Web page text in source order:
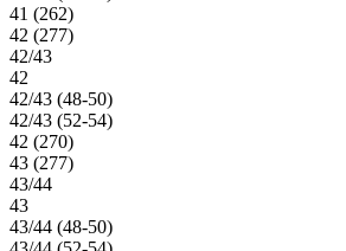
41 (262)
42 (277)
42/43
42
42/43 (48-50)
42/43 (52-54)
42 (270)
43 (277)
43/44
43
43/44 (48-50)